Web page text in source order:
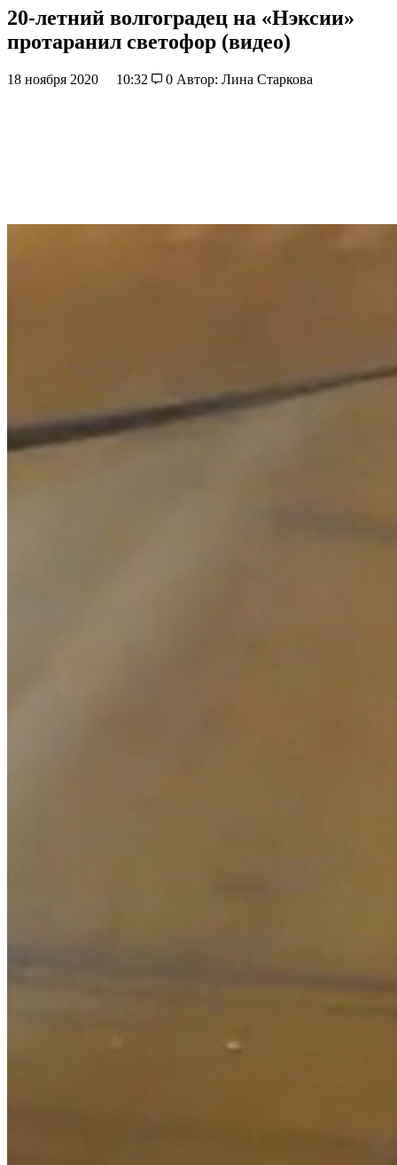
20-летний волгоградец на «Нэксии»
протаранил светофор (видео)
18 ноября 2020 10:32 0 Автор: Лина Старкова